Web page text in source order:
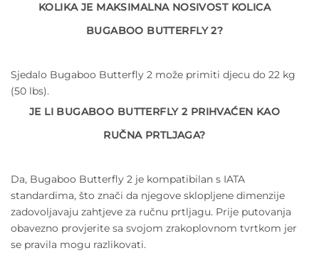
KOLIKA JE MAKSIMALNA NOSIVOST KOLICA
BUGABOO BUTTERFLY 2?
Sjedalo Bugaboo Butterfly 2 može primiti djecu do 22 kg
(50 lbs).
JE LI BUGABOO BUTTERFLY 2 PRIHVAĆEN KAO
RUČNA PRTLJAGA?
Da, Bugaboo Butterfly 2 je kompatibilan s IATA
standardima, što znači da njegove sklopljene dimenzije
zadovoljavaju zahtjeve za ručnu prtljagu. Prije putovanja
obavezno provjerite sa svojom zrakoplovnom tvrtkom jer
se pravila mogu razlikovati.